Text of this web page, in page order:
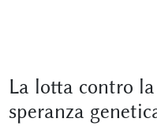
La lotta contro
speranza